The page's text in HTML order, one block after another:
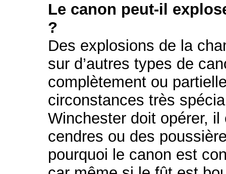
Le canon peut-il
?
Des explosions de la
sur d’autres types de
complètement ou
circonstances très
Winchester doit opérer,
cendres ou des
pourquoi le canon est